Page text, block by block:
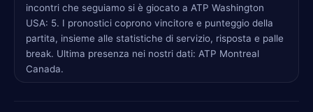
incontri che seguiamo si è giocato a ATP Washington
USA: 5. I pronostici coprono vincitore e punteggio della
partita, insieme alle statistiche di servizio, risposta e palle
break. Ultima presenza nei nostri dati: ATP Montreal
Canada.